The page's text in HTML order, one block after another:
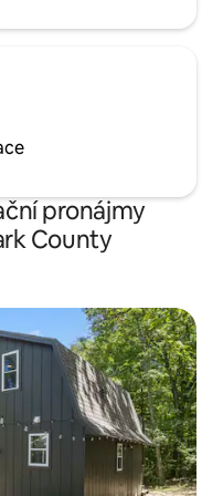
pronájmy
County